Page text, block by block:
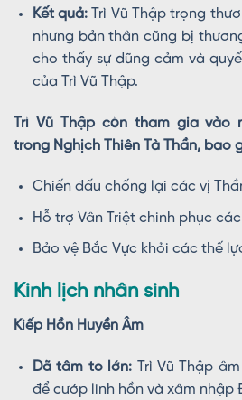
Kết quả: Trì Vũ Thập trọng
nhưng bản thân cũng bị
cho thấy sự dũng cảm và
của Trì Vũ Thập.
Trì Vũ Thập còn tham gia vào
trong Nghịch Thiên Tà Thần, bao
Chiến đấu chống lại các vị
Hỗ trợ Vân Triệt chinh phục
Bảo vệ Bắc Vực khỏi các thế
Kinh lịch nhân sinh
Kiếp Hồn Huyền Âm
Dã tâm to lớn: Trì Vũ Thập
để cướp linh hồn và xâm nhập